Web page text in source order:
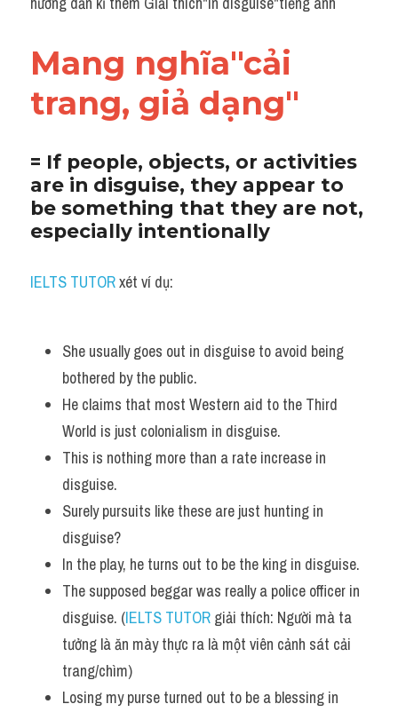
Grammar
Phân biệt từ
Đề thi thật Task 2
Writing
Vocabulary
Mang nghĩa"cải
trang, giả dạng"
= If people, objects, or activities
are in disguise, they appear to
be something that they are not,
especially intentionally
IELTS TUTOR xét ví dụ:
She usually goes out in disguise to avoid being
bothered by the public.
He claims that most Western aid to the Third
World is just colonialism in disguise.
This is nothing more than a rate increase in
disguise.
Surely pursuits like these are just hunting in
disguise?
In the play, he turns out to be the king in disguise.
The supposed beggar was really a police officer in
disguise. (IELTS TUTOR giải thích: Người mà ta
tưởng là ăn mày thực ra là một viên cảnh sát cải
trang/chìm)
Losing my purse turned out to be a blessing in